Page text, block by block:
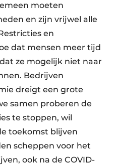
moeten
en zijn vrijwel alle
en
dat mensen meer tijd
ze mogelijk niet naar
Bedrijven
dreigt een grote
samen proberen de
te stoppen, wil
toekomst blijven
scheppen voor het
ook na de COVID-